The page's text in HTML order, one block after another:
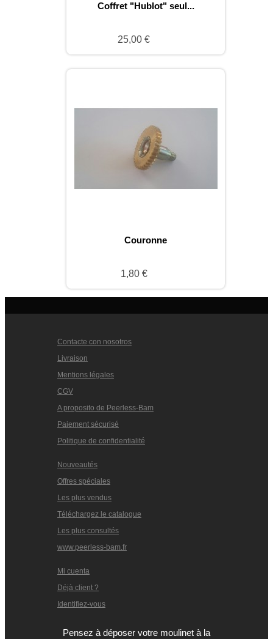
Coffret "Hublot" seul...
25,00 €
Couronne
1,80 €
Contacte con nosotros
Livraison
Mentions légales
CGV
A proposito de Peerless-Bam
Paiement sécurisé
Politique de confidentialité
Nouveautés
Offres spéciales
Les plus vendus
Téléchargez le catalogue
Les plus consultés
www.peerless-bam.fr
Mi cuenta
Déjà client ?
Identifiez-vous
Pensez à déposer votre moulinet à la